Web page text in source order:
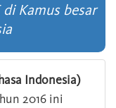
Kamus besar
Indonesia)
2016 ini